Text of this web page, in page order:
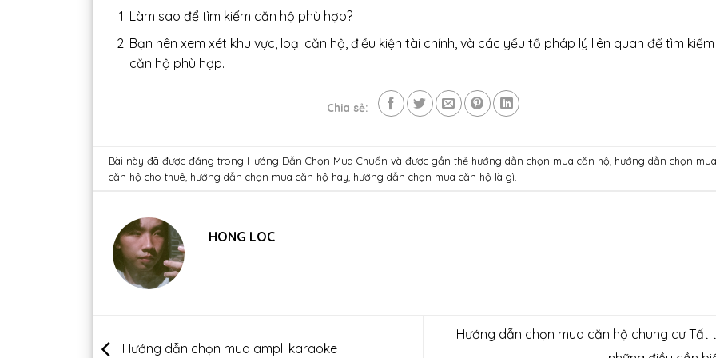
Làm sao để tìm kiếm căn hộ phù hợp?
Bạn nên xem xét khu vực, loại căn hộ, điều kiện tài chính, và các yếu tố pháp lý liên quan để tìm kiếm
căn hộ phù hợp.
Chia sẻ:
Bài này đã được đăng trong Hướng Dẫn Chọn Mua Chuẩn và được gắn thẻ hướng dẫn chọn mua căn hộ hướng dẫn chọn mua
căn hộ cho thuê hướng dẫn chọn mua căn hộ hay hướng dẫn chọn mua căn hộ là gì
HONG LOC
Hướng dẫn chọn mua ampli karaoke
Hướng dẫn chọn mua căn hộ chung cư Tất